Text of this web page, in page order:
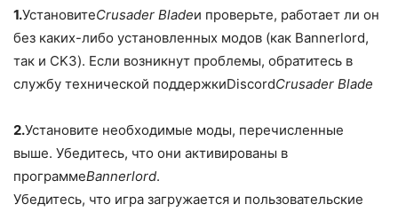
1.УстановитеCrusader Bladeи проверьте, работает ли он
без каких-либо установленных модов (как Bannerlord,
так и CK3). Если возникнут проблемы, обратитесь в
службу технической поддержкиDiscordCrusader Blade
2.Установите необходимые моды, перечисленные
выше. Убедитесь, что они активированы в
программеBannerlord.
Убедитесь, что игра загружается и пользовательские